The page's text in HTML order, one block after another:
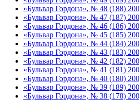
«Бульвар Гордона», № 48 (188)
«Бульвар Гордона», № 47 (187)
«Бульвар Гордона», № 46 (186)
«Бульвар Гордона», № 45 (185)
«Бульвар Гордона», № 44 (184)
«Бульвар Гордона», № 43 (183)
«Бульвар Гордона», № 42 (182)
«Бульвар Гордона», № 41 (181)
«Бульвар Гордона», № 40 (180)
«Бульвар Гордона», № 39 (189)
«Бульвар Гордона», № 38 (178)